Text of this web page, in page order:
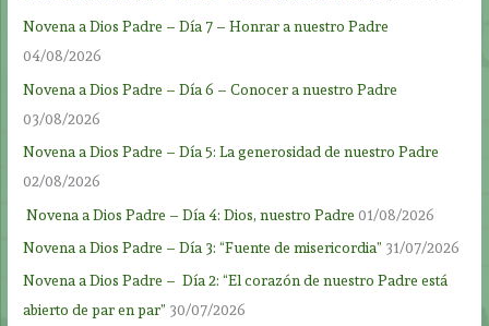
Novena a Dios Padre – Día 7 – Honrar a nuestro Padre
04/08/2026
Novena a Dios Padre – Día 6 – Conocer a nuestro Padre
03/08/2026
Novena a Dios Padre – Día 5: La generosidad de nuestro Padre
02/08/2026
Novena a Dios Padre – Día 4: Dios, nuestro Padre 01/08/2026
Novena a Dios Padre – Día 3: “Fuente de misericordia” 31/07/2026
Novena a Dios Padre – Día 2: “El corazón de nuestro Padre está
abierto de par en par” 30/07/2026